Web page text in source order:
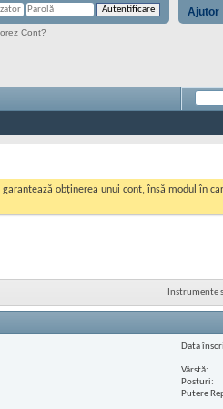
Ajutor
Cont?
obținerea unui cont, însă modul în
Instrumente
Data
Vârstă
Posturi
Putere